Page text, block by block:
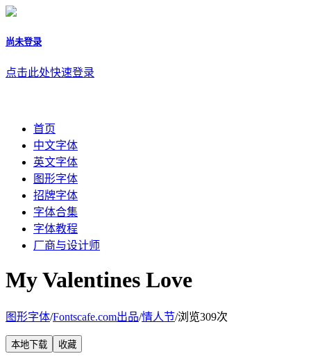
尚未登录
点击此处快速登录
首页
中文字体
英文字体
图形字体
招牌字体
字体合集
字体教程
厂商与设计师
My Valentines Love
图形字体/Fontscafe.com出品/情人节/浏览309次
本地下载 收藏